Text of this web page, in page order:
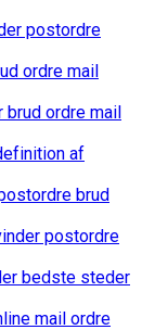
postordre
ordre mail
ordre mail
af
brud
postordre
bedste steder
mail ordre